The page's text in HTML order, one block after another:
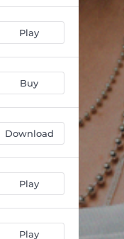
02:43
03:24
03:07
Play
Buy
Download
Play
Play